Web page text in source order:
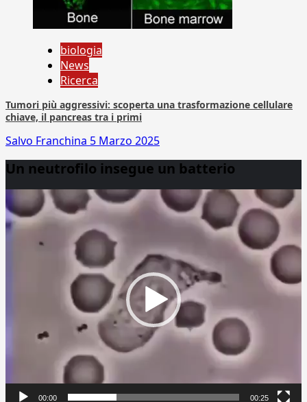
biologia
News
Ricerca
Tumori più aggressivi: scoperta una trasformazione cellulare
chiave, il pancreas tra i primi
Salvo Franchina 5 Marzo 2025
Un neutrofilo insegue un batterio
Player
00:00 00:25